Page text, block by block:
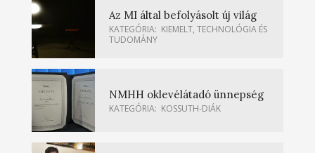
Az MI által befolyásolt új világ
KATEGÓRIA: KIEMELT, TECHNOLÓGIA ÉS
TUDOMÁNY
NMHH oklevélátadó ünnepség
KATEGÓRIA: KOSSUTH-DIÁK